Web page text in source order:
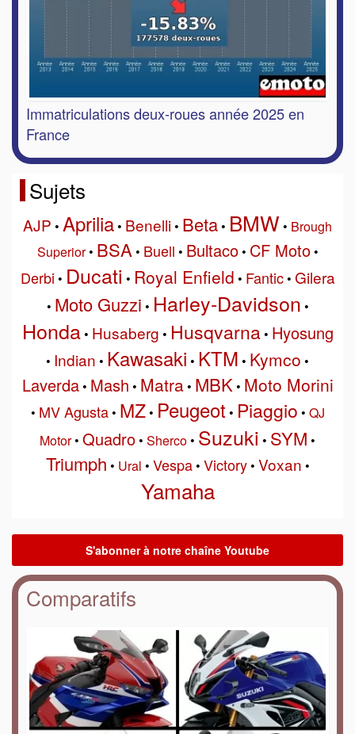
Immatriculations deux-roues année 2025 en
France
Sujets
AJP • Aprilia• Benelli• Beta• BMW • Brough
Superior• BSA• Buell • Bultaco• CF Moto•
Derbi • Ducati • Royal Enfield • Fantic• Gilera
• Moto Guzzi • Harley-Davidson •
Honda• Husaberg • Husqvarna• Hyosung
• Indian • Kawasaki • KTM • Kymco •
Laverda• Mash • Matra• MBK• Moto Morini
• MV Agusta• MZ• Peugeot • Piaggio • QJ
Motor• Quadro• Sherco• Suzuki • SYM •
Triumph • Ural • Vespa• Victory• Voxan •
Yamaha
Comparatifs